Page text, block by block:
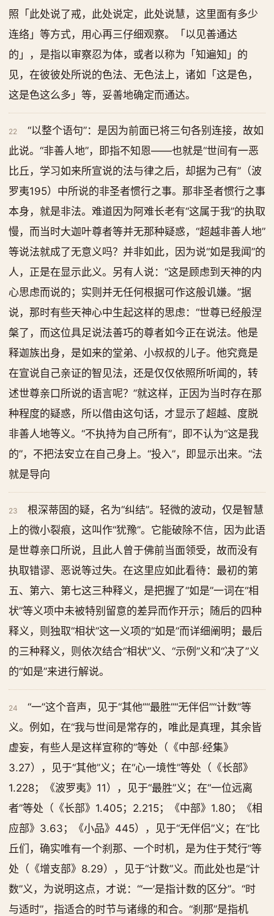
照「此处说了戒，此处说定，此处说慧，这里面有多少
连络」等方式，用心再三仔细观察。「以见善通达
的」，是指以审察忍为体，或者以称为「知遍知」的
见，在彼彼处所说的色法、无色法上，诸如「这是色，
这是色这么多」等，妥善地确定而通达。
22
“以整个语句”：是因为前面已将三句各别连接，故如
此说。“非善人地”，即指不知恩——也就是“世间有一恶
比丘，学习如来所宣说的法与律之后，却据为己有”（波
罗夷195）中所说的非圣者惯行之事。那非圣者惯行之事
本身，就是非法。难道因为阿难长老有“这属于我”的执取
慢，而当时大迦叶尊者等并无那种疑惑，“超越非善人地”
等说法就成了无意义吗？并非如此，因为说“如是我闻”的
人，正是在显示此义。另有人说：“这是顾虑到天神的内
心思虑而说的；实则并无任何根据可作这般讥嫌。”据
说，那时有些天神心中生起这样的思虑：“世尊已经般涅
槃了，而这位具足说法善巧的尊者如今正在说法。他是
释迦族出身，是如来的堂弟、小叔叔的儿子。他究竟是
在宣说自己亲证的智见法，还是仅仅依照所听闻的，转
述世尊亲口所说的语言呢？”就这样，正因为当时存在那
种程度的疑惑，所以借由这句话，才显示了超越、度脱
非善人地等义。“不执持为自己所有”，即不认为“这是我
的”，不把法安立在自己身上。“投入”，即显示出来。“法
就是导向
23
根深蒂固的疑，名为“纠结”。轻微的波动，仅是智慧
上的微小裂痕，这叫作“犹豫”。它能破除不信，因为此语
是世尊亲口所说，且此人曾于佛前当面领受，故而没有
执取错谬、恶说等过失。在这里应如此看待：最初的第
五、第六、第七这三种释义，是把握了“如是”一词在“相
状”等义项中未被特别留意的差异而作开示；随后的四种
释义，则独取“相状”这一义项的“如是”而详细阐明；最后
的三种释义，则依次结合“相状”义、“示例”义和“决了”义
的“如是”来进行解说。
24
“一”这个音声，见于“其他”“最胜”“无伴侣”“计数”等
义。例如，在“我与世间是常存的，唯此是真理，其余皆
虚妄，有些人是这样宣称的”等处（《中部·经集》
3.27），见于“其他”义；在“心一境性”等处（《长部》
1.228；《波罗夷》11），见于“最胜”义；在“一位远离
者”等处（《长部》1.405；2.215；《中部》1.80；《相
应部》3.63；《小品》445），见于“无伴侣”义；在“比
丘们，确实唯有一个刹那、一个时机，是为住于梵行”等
处（《增支部》8.29），见于“计数”义。而此处也是“计
数”义，为说明这点，才说：“‘一’是指计数的区分”。“时
与适时”，指适合的时节与诸缘的和合。“刹那”是指机